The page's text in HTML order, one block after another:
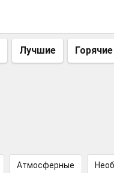
Лучшие Горячие
Атмосферные